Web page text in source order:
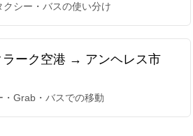
クシー・バスの使い分け
ーク空港 → アンヘレス市
・Grab・バスでの移動